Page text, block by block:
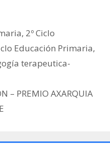
, 2º Ciclo
Educación Primaria,
terapeutica-
– PREMIO AXARQUIA